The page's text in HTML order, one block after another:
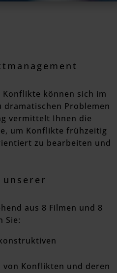
können sich im
dramatischen Problemen
vermittelt Ihnen die
um Konflikte frühzeitig
zu bearbeiten und
aus 8 Filmen und 8
Sie:
von Konflikten und deren